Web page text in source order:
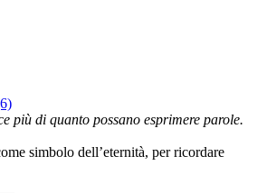
più di quanto possano esprimere parole.
simbolo dell’eternità, per ricordare